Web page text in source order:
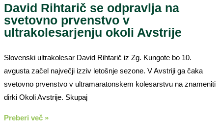
David Rihtarič se odpravlja na
svetovno prvenstvo v
ultrakolesarjenju okoli Avstrije
Slovenski ultrakolesar David Rihtarič iz Zg. Kungote bo 10.
avgusta začel največji izziv letošnje sezone. V Avstriji ga čaka
svetovno prvenstvo v ultramaratonskem kolesarstvu na znameniti
dirki Okoli Avstrije. Skupaj
Preberi več »